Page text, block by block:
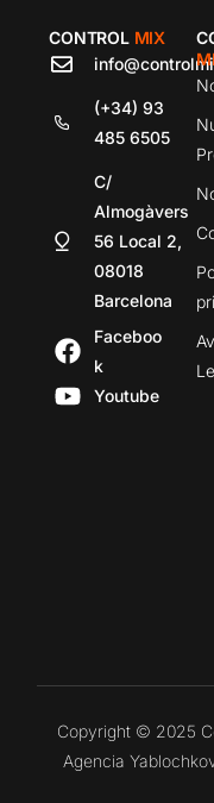
CONTROL MIX
(+34) 93
485 6505
C/
Almogàvers
56 Local 2,
08018
Barcelona
Faceboo
k
Youtube
Copyright © 2025
Agencia